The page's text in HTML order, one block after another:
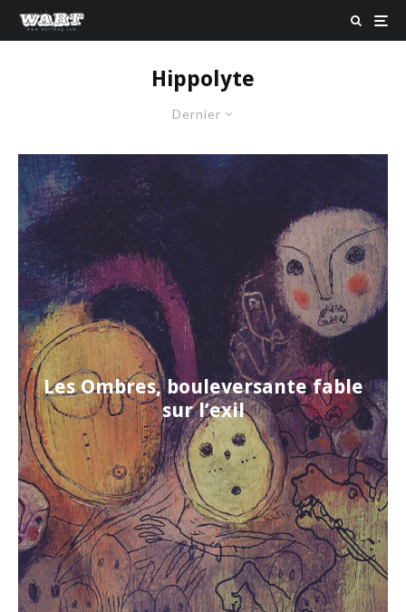
Hippolyte
Dernier
Les Ombres, bouleversante fable
sur l’exil